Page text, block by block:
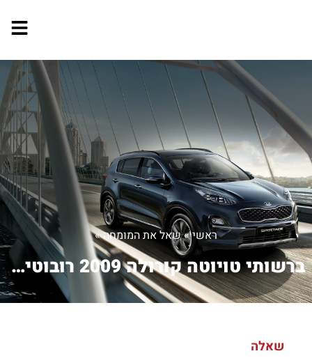
ראשי»שאל את המומחה»
ברשותי טויוטה קורולה 2009 רובוטי שנסע...
שאלה